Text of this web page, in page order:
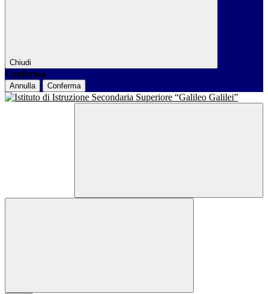
Chiudi
Conferma
Annulla Conferma